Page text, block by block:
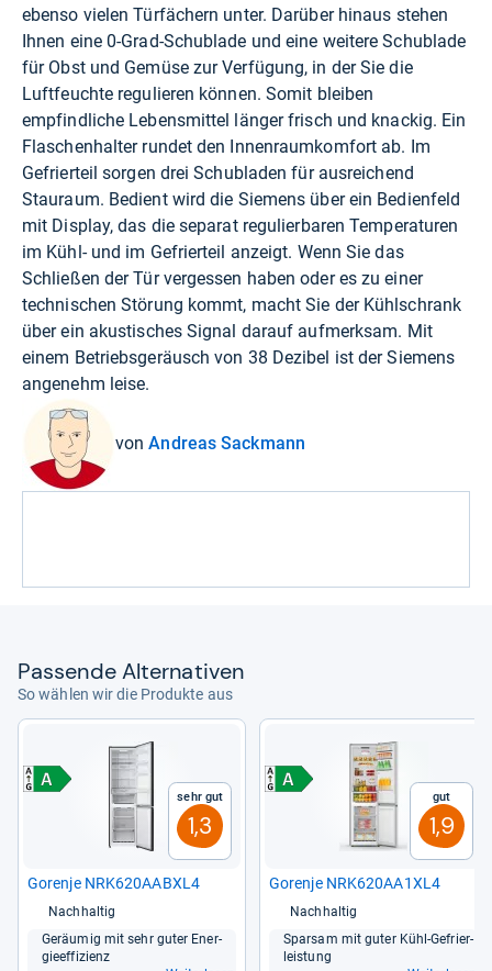
ebenso vielen Türfächern unter. Darüber hinaus stehen
Ihnen eine 0-Grad-Schublade und eine weitere Schublade
für Obst und Gemüse zur Verfügung, in der Sie die
Luftfeuchte regulieren können. Somit bleiben
empfindliche Lebensmittel länger frisch und knackig. Ein
Flaschenhalter rundet den Innenraumkomfort ab. Im
Gefrierteil sorgen drei Schubladen für ausreichend
Stauraum. Bedient wird die Siemens über ein Bedienfeld
mit Display, das die separat regulierbaren Temperaturen
im Kühl- und im Gefrierteil anzeigt. Wenn Sie das
Schließen der Tür vergessen haben oder es zu einer
technischen Störung kommt, macht Sie der Kühlschrank
über ein akustisches Signal darauf aufmerksam. Mit
einem Betriebsgeräusch von 38 Dezibel ist der Siemens
angenehm leise.
vonAndreas Sackmann
Pas­sende Alter­na­ti­ven
So wählen wir die Produkte aus
Sehr gut
1,3
Gorenje NRK620AABXL4
Nachhaltig
Geräu­mig mit sehr guter Ener­
gie­ef­fi­zi­enz
Gut
1,9
Gorenje NRK620AA1XL4
Nachhaltig
Spar­sam mit guter Kühl-​Gefrier­
leis­tung